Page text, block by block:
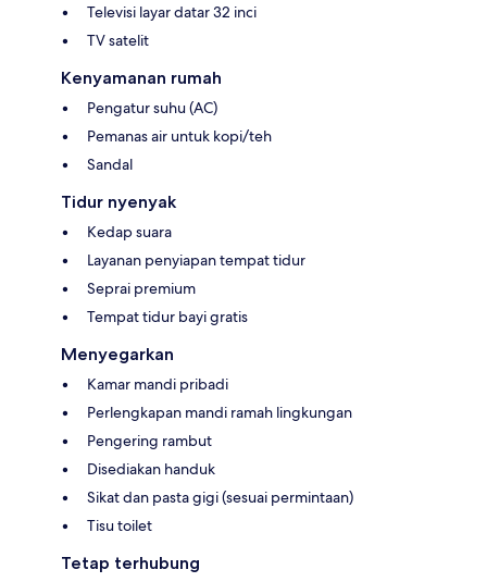
Televisi layar datar 32 inci
TV satelit
Kenyamanan rumah
Pengatur suhu (AC)
Pemanas air untuk kopi/teh
Sandal
Tidur nyenyak
Kedap suara
Layanan penyiapan tempat tidur
Seprai premium
Tempat tidur bayi gratis
Menyegarkan
Kamar mandi pribadi
Perlengkapan mandi ramah lingkungan
Pengering rambut
Disediakan handuk
Sikat dan pasta gigi (sesuai permintaan)
Tisu toilet
Tetap terhubung